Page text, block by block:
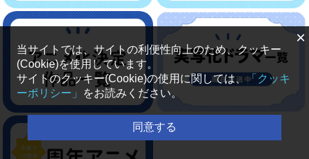
×
当サイトでは、サイトの利便性向上のため、クッキー
(Cookie)を使用しています。
サイトのクッキー(Cookie)の使用に関しては、「クッキ
ーポリシー」
をお読みください。
同意する